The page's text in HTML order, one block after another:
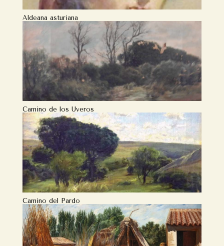
Aldeana asturiana
Camino de los Uveros
Camino del Pardo